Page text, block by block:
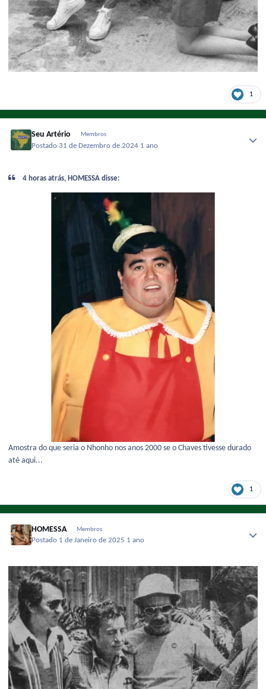
1
Seu Artério Membros
Postado 31 de Dezembro de 2024 1 ano
4 horas atrás, HOMESSA disse:
Amostra do que seria o Nhonho nos anos 2000 se o Chaves tivesse durado
até aqui...
1
HOMESSA Membros
Postado 1 de Janeiro de 2025 1 ano